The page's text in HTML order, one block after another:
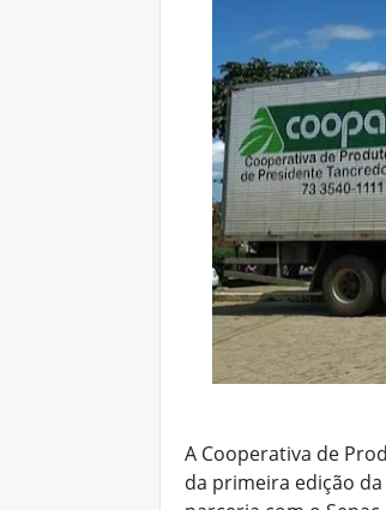
A Cooperativa de
da primeira edição